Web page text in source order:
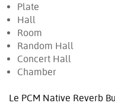
Plate
Hall
Room
Random Hall
Concert Hall
Chamber
Le PCM Native Reverb